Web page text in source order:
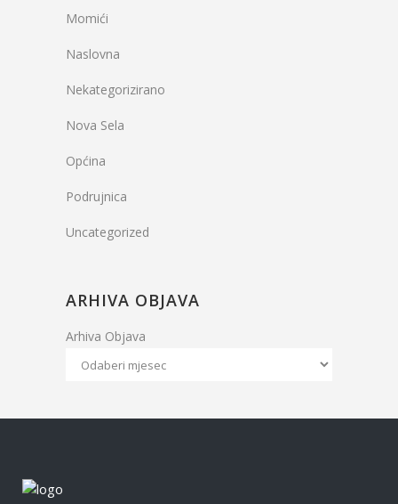
Momići
Naslovna
Nekategorizirano
Nova Sela
Općina
Podrujnica
Uncategorized
ARHIVA OBJAVA
Arhiva Objava